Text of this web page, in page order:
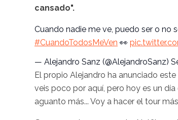
cansado".
Cuando nadie me ve, puedo ser o no
#CuandoTodosMeVen 👀
— Alejandro Sanz (@AlejandroSanz)
El propio Alejandro ha anunciado
veis poco por aquí, pero hoy es un
aguanto más... Voy a hacer el tour